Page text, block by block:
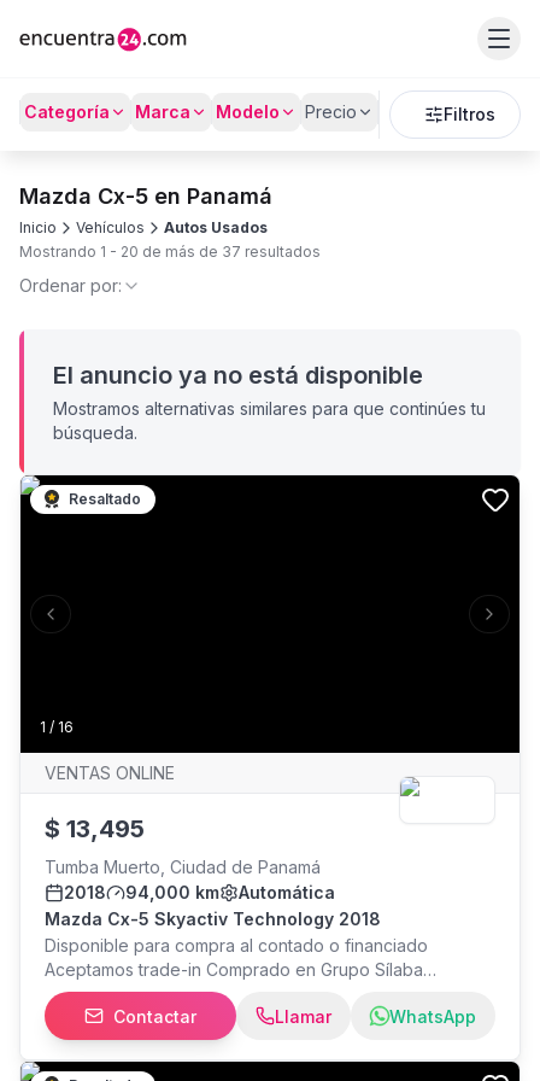
Categoría Marca Modelo Precio KilómetrosFiltros
Mazda Cx-5 en Panamá
Inicio Vehículos
Autos Usados
Mostrando 1 - 20 de más de 37 resultados
Ordenar por:
El anuncio ya no está disponible
Mostramos alternativas similares para que continúes tu
búsqueda.
1 / 16
Previous slide Next
Resaltado
VENTAS ONLINE
$ 13,495
Tumba Muerto, Ciudad de Panamá
2018
94,000 km
Automática
Mazda Cx-5 Skyactiv Technology 2018
Disponible para compra al contado o financiado
Aceptamos trade-in Comprado en Grupo Sílaba
Mantenimientos al día Auto garantizado Equipamiento
destacado: Transmisión automática Modo de
conducción Sport Pantalla multimedia táctil Cámara de
retroceso Controles en el volante Botón de arranque
Contactar Llamar WhatsApp